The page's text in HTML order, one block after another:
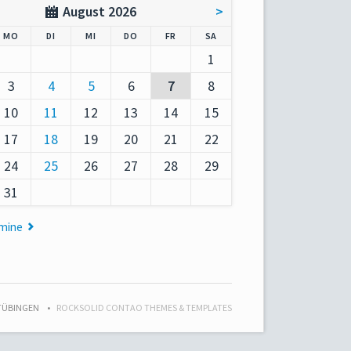
August 2026 >
MO DIENSTAG
MITTWOCH
DO NNERSTAG
FR SA
1
3 4 5 6 7
8
10 11 12 13 14
15
17 18 19 20 21
22
24 25 26 27 28
29
31
ROCKSOLID CONTAO THEMES & TEMPLATES